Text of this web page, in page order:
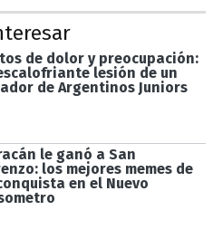
de dolor y preocupación:
lesión de un
de Argentinos Juniors
le ganó a San
los mejores memes de
en el Nuevo